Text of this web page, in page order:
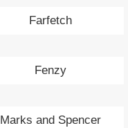
Farfetch
Fenzy
Marks and Spencer